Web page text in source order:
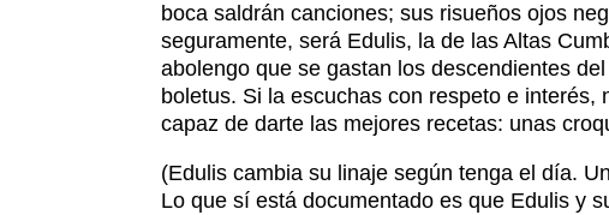
boca saldrán canciones; sus risueños ojos
seguramente, será Edulis, la de las Altas
abolengo que se gastan los descendientes
boletus. Si la escuchas con respeto e
capaz de darte las mejores recetas: unas
(Edulis cambia su linaje según tenga el día.
Lo que sí está documentado es que Edulis y